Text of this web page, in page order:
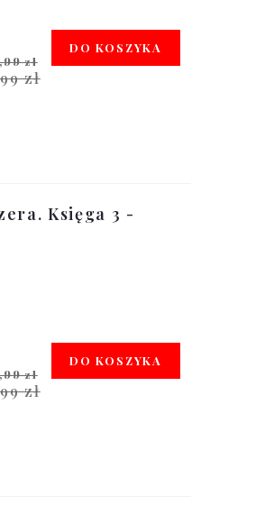
zł
zł
DO KOSZYKA
Księga 3 -
zł
zł
DO KOSZYKA